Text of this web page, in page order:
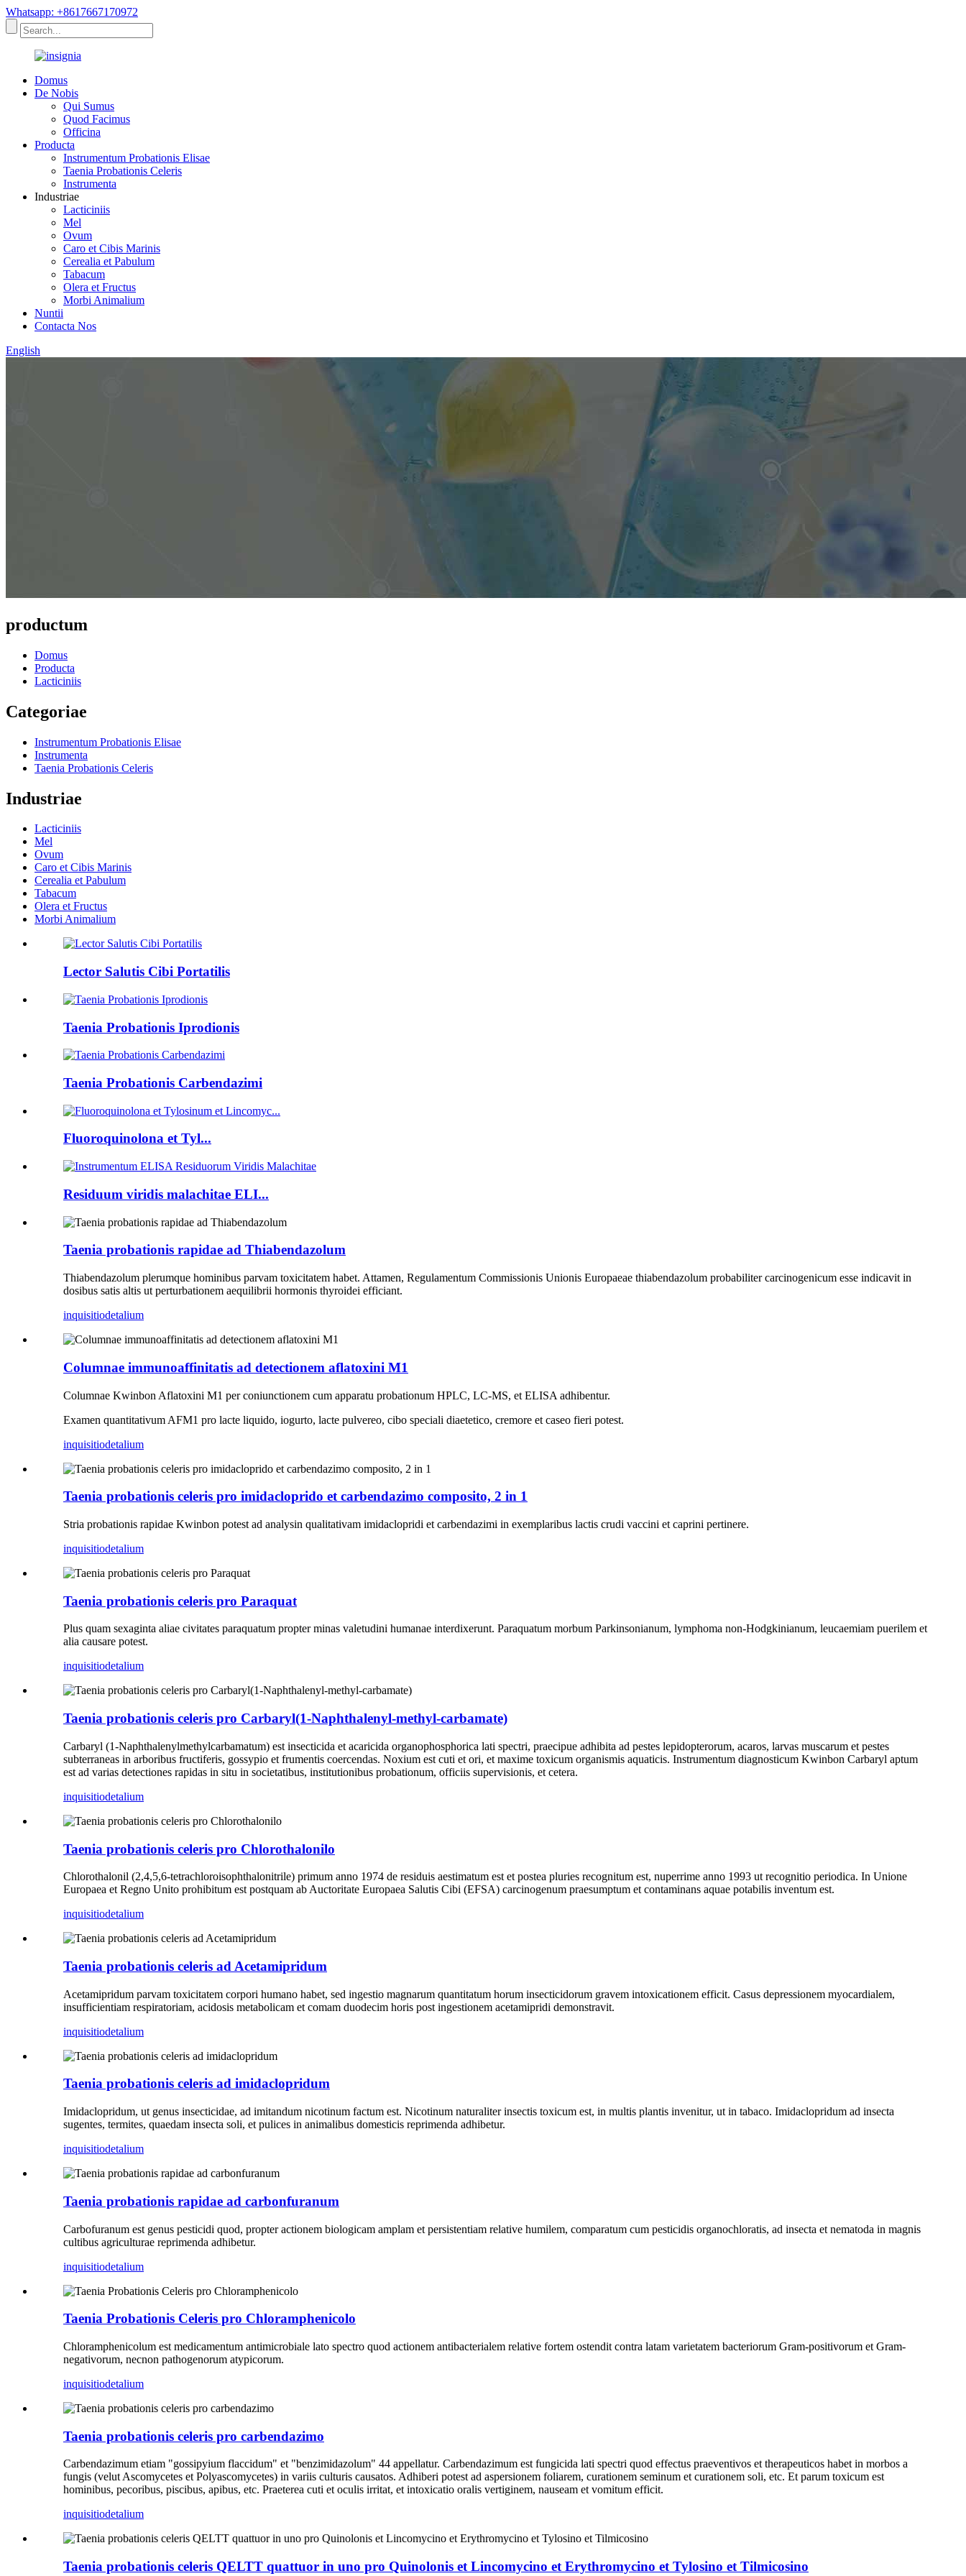
Whatsapp: +8617667170972
Domus
De Nobis
Qui Sumus
Quod Facimus
Officina
Producta
Instrumentum Probationis Elisae
Taenia Probationis Celeris
Instrumenta
Industriae
Lacticiniis
Mel
Ovum
Caro et Cibis Marinis
Cerealia et Pabulum
Tabacum
Olera et Fructus
Morbi Animalium
Nuntii
Contacta Nos
English
productum
Domus
Producta
Lacticiniis
Categoriae
Instrumentum Probationis Elisae
Instrumenta
Taenia Probationis Celeris
Industriae
Lacticiniis
Mel
Ovum
Caro et Cibis Marinis
Cerealia et Pabulum
Tabacum
Olera et Fructus
Morbi Animalium
Lector Salutis Cibi Portatilis
Taenia Probationis Iprodionis
Taenia Probationis Carbendazimi
Fluoroquinolona et Tyl...
Residuum viridis malachitae ELI...
Taenia probationis rapidae ad Thiabendazolum
Thiabendazolum plerumque hominibus parvam toxicitatem habet. Attamen, Regulamentum Commissionis Unionis Europaeae thiabendazolum probabiliter carcinogenicum esse indicavit in
dosibus satis altis ut perturbationem aequilibrii hormonis thyroidei efficiant.
inquisitiodetalium
Columnae immunoaffinitatis ad detectionem aflatoxini M1
Columnae Kwinbon Aflatoxini M1 per coniunctionem cum apparatu probationum HPLC, LC-MS, et ELISA adhibentur.
Examen quantitativum AFM1 pro lacte liquido, iogurto, lacte pulvereo, cibo speciali diaetetico, cremore et caseo fieri potest.
inquisitiodetalium
Taenia probationis celeris pro imidacloprido et carbendazimo composito, 2 in 1
Stria probationis rapidae Kwinbon potest ad analysin qualitativam imidaclopridi et carbendazimi in exemplaribus lactis crudi vaccini et caprini pertinere.
inquisitiodetalium
Taenia probationis celeris pro Paraquat
Plus quam sexaginta aliae civitates paraquatum propter minas valetudini humanae interdixerunt. Paraquatum morbum Parkinsonianum, lymphoma non-Hodgkinianum, leucaemiam puerilem et
alia causare potest.
inquisitiodetalium
Taenia probationis celeris pro Carbaryl(1-Naphthalenyl-methyl-carbamate)
Carbaryl (1-Naphthalenylmethylcarbamatum) est insecticida et acaricida organophosphorica lati spectri, praecipue adhibita ad pestes lepidopterorum, acaros, larvas muscarum et pestes
subterraneas in arboribus fructiferis, gossypio et frumentis coercendas. Noxium est cuti et ori, et maxime toxicum organismis aquaticis. Instrumentum diagnosticum Kwinbon Carbaryl aptum
est ad varias detectiones rapidas in situ in societatibus, institutionibus probationum, officiis supervisionis, et cetera.
inquisitiodetalium
Taenia probationis celeris pro Chlorothalonilo
Chlorothalonil (2,4,5,6-tetrachloroisophthalonitrile) primum anno 1974 de residuis aestimatum est et postea pluries recognitum est, nuperrime anno 1993 ut recognitio periodica. In Unione
Europaea et Regno Unito prohibitum est postquam ab Auctoritate Europaea Salutis Cibi (EFSA) carcinogenum praesumptum et contaminans aquae potabilis inventum est.
inquisitiodetalium
Taenia probationis celeris ad Acetamipridum
Acetamipridum parvam toxicitatem corpori humano habet, sed ingestio magnarum quantitatum horum insecticidorum gravem intoxicationem efficit. Casus depressionem myocardialem,
insufficientiam respiratoriam, acidosis metabolicam et comam duodecim horis post ingestionem acetamipridi demonstravit.
inquisitiodetalium
Taenia probationis celeris ad imidaclopridum
Imidaclopridum, ut genus insecticidae, ad imitandum nicotinum factum est. Nicotinum naturaliter insectis toxicum est, in multis plantis invenitur, ut in tabaco. Imidaclopridum ad insecta
sugentes, termites, quaedam insecta soli, et pulices in animalibus domesticis reprimenda adhibetur.
inquisitiodetalium
Taenia probationis rapidae ad carbonfuranum
Carbofuranum est genus pesticidi quod, propter actionem biologicam amplam et persistentiam relative humilem, comparatum cum pesticidis organochloratis, ad insecta et nematoda in magnis
cultibus agriculturae reprimenda adhibetur.
inquisitiodetalium
Taenia Probationis Celeris pro Chloramphenicolo
Chloramphenicolum est medicamentum antimicrobiale lato spectro quod actionem antibacterialem relative fortem ostendit contra latam varietatem bacteriorum Gram-positivorum et Gram-
negativorum, necnon pathogenorum atypicorum.
inquisitiodetalium
Taenia probationis celeris pro carbendazimo
Carbendazimum etiam "gossipyium flaccidum" et "benzimidazolum" 44 appellatur. Carbendazimum est fungicida lati spectri quod effectus praeventivos et therapeuticos habet in morbos a
fungis (velut Ascomycetes et Polyascomycetes) in variis culturis causatos. Adhiberi potest ad aspersionem foliarem, curationem seminum et curationem soli, etc. Et parum toxicum est
hominibus, pecoribus, piscibus, apibus, etc. Praeterea cuti et oculis irritat, et intoxicatio oralis vertiginem, nauseam et vomitum efficit.
inquisitiodetalium
Taenia probationis celeris QELTT quattuor in uno pro Quinolonis et Lincomycino et Erythromycino et Tylosino et Tilmicosino